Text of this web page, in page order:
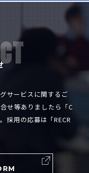
サービスに関するご
せ等ありましたら「C
採用の応募は「RECR